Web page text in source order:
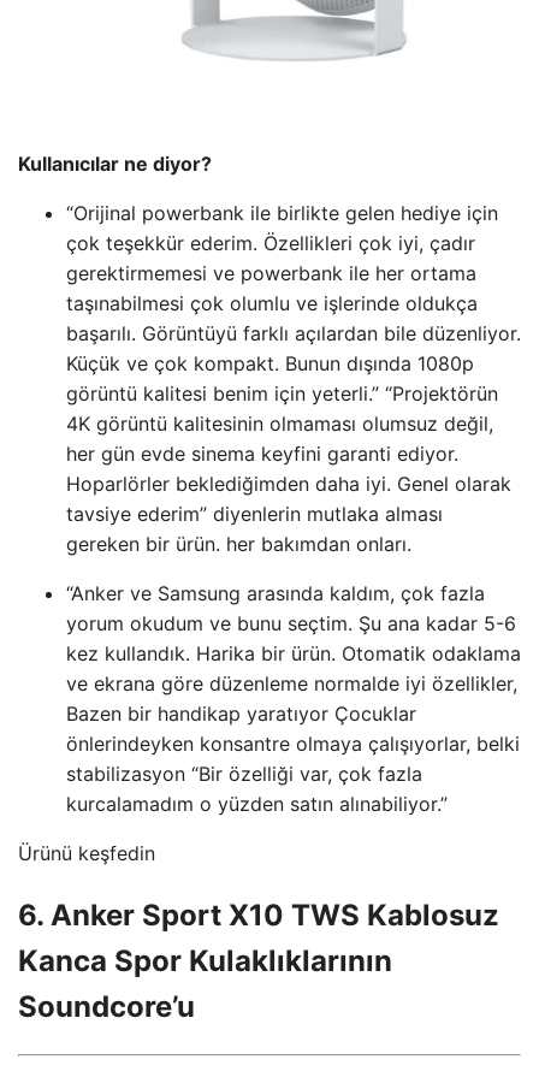
Kullanıcılar ne diyor?
“Orijinal powerbank ile birlikte gelen hediye için
çok teşekkür ederim. Özellikleri çok iyi, çadır
gerektirmemesi ve powerbank ile her ortama
taşınabilmesi çok olumlu ve işlerinde oldukça
başarılı. Görüntüyü farklı açılardan bile düzenliyor.
Küçük ve çok kompakt. Bunun dışında 1080p
görüntü kalitesi benim için yeterli.” “Projektörün
4K görüntü kalitesinin olmaması olumsuz değil,
her gün evde sinema keyfini garanti ediyor.
Hoparlörler beklediğimden daha iyi. Genel olarak
tavsiye ederim” diyenlerin mutlaka alması
gereken bir ürün. her bakımdan onları.
“Anker ve Samsung arasında kaldım, çok fazla
yorum okudum ve bunu seçtim. Şu ana kadar 5-6
kez kullandık. Harika bir ürün. Otomatik odaklama
ve ekrana göre düzenleme normalde iyi özellikler,
Bazen bir handikap yaratıyor Çocuklar
önlerindeyken konsantre olmaya çalışıyorlar, belki
stabilizasyon “Bir özelliği var, çok fazla
kurcalamadım o yüzden satın alınabiliyor.”
Ürünü keşfedin
6. Anker Sport X10 TWS Kablosuz
Kanca Spor Kulaklıklarının
Soundcore’u